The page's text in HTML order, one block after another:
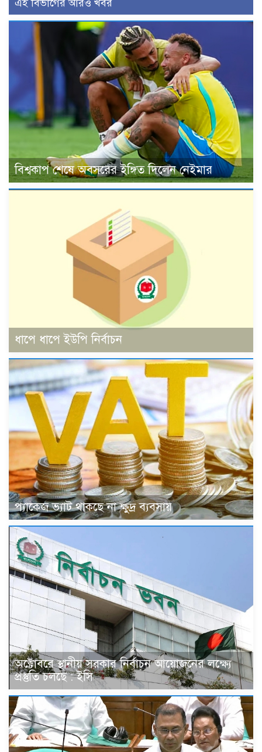
এই বিভাগের আরও খবর
বিশ্বকাপ শেষে অবসরের ইঙ্গিত দিলেন নেইমার
ধাপে ধাপে ইউপি নির্বাচন
প্যাকেজ ভ্যাট থাকছে না ক্ষুদ্র ব্যবসায়
অক্টোবরে স্থানীয় সরকার নির্বাচন আয়োজনের লক্ষ্যে
প্রস্তুতি চলছে : ইসি